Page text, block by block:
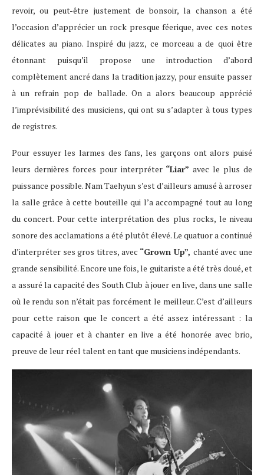
revoir, ou peut-être justement de bonsoir, la chanson a été
l’occasion d’apprécier un rock presque féerique, avec ces notes
délicates au piano. Inspiré du jazz, ce morceau a de quoi être
étonnant puisqu’il propose une introduction d’abord
complètement ancré dans la tradition jazzy, pour ensuite passer
à un refrain pop de ballade. On a alors beaucoup apprécié
l’imprévisibilité des musiciens, qui ont su s’adapter à tous types
de registres.
Pour essuyer les larmes des fans, les garçons ont alors puisé
leurs dernières forces pour interpréter “Liar” avec le plus de
puissance possible. Nam Taehyun s’est d’ailleurs amusé à arroser
la salle grâce à cette bouteille qui l’a accompagné tout au long
du concert. Pour cette interprétation des plus rocks, le niveau
sonore des acclamations a été plutôt élevé. Le quatuor a continué
d’interpréter ses gros titres, avec “Grown Up”, chanté avec une
grande sensibilité. Encore une fois, le guitariste a été très doué, et
a assuré la capacité des South Club à jouer en live, dans une salle
où le rendu son n’était pas forcément le meilleur. C’est d’ailleurs
pour cette raison que le concert a été assez intéressant : la
capacité à jouer et à chanter en live a été honorée avec brio,
preuve de leur réel talent en tant que musiciens indépendants.